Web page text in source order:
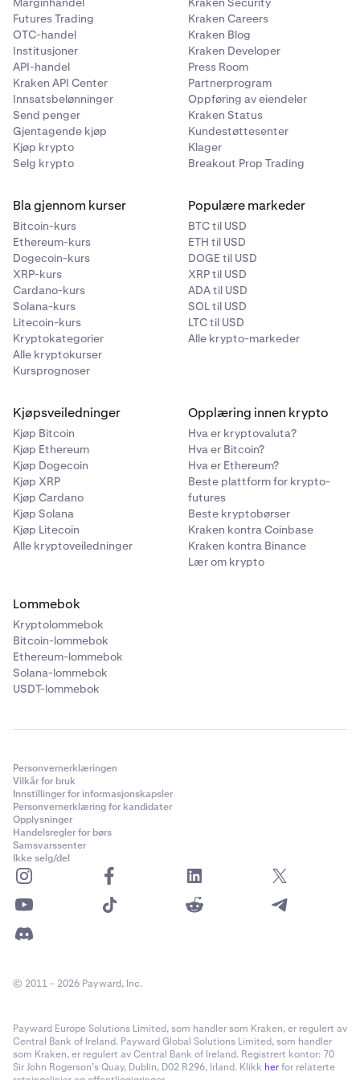
6 Prøv enannen enhet eller datamaskin.
7 Prøv en annen internettforbindelse. Unngå å logge
inn på Kraken på et delt eller offentlig Wi-Fi-
nettverk, da det kan sette kontoen din i fare.
Futures Trading
OTC-handel
Institusjoner
API-handel
Kraken API Center
Innsatsbelønninger
Send penger
Gjentagende kjøp
Kjøp krypto
Selg krypto
Kraken Careers
Kraken Blog
Kraken Developer
Press Room
Partnerprogram
Oppføring av eiendeler
Kraken Status
Kundestøttesenter
Klager
Breakout Prop Trading
Bla gjennom kurser
Bitcoin-kurs
Ethereum-kurs
Dogecoin-kurs
XRP-kurs
Cardano-kurs
Solana-kurs
Litecoin-kurs
Kryptokategorier
Alle kryptokurser
Kursprognoser
Populære markeder
BTC til USD
ETH til USD
DOGE til USD
XRP til USD
ADA til USD
SOL til USD
LTC til USD
Alle krypto-markeder
Kjøpsveiledninger
Kjøp Bitcoin
Kjøp Ethereum
Kjøp Dogecoin
Kjøp XRP
Kjøp Cardano
Kjøp Solana
Kjøp Litecoin
Alle kryptoveiledninger
Opplæring innen krypto
Hva er kryptovaluta?
Hva er Bitcoin?
Hva er Ethereum?
Beste plattform for krypto-
futures
Beste kryptobørser
Kraken kontra Coinbase
Kraken kontra Binance
Lær om krypto
Lommebok
Kryptolommebok
Bitcoin-lommebok
Ethereum-lommebok
Solana-lommebok
USDT-lommebok
Personvernerklæringen
Vilkår for bruk
Innstillinger for informasjonskapsler
Personvernerklæring for kandidater
Opplysninger
Handelsregler for børs
Samsvarssenter
Ikke selg/del
© 2011 – 2026 Payward, Inc.
Payward Europe Solutions Limited, som handler som Kraken, er regulert av
Central Bank of Ireland. Payward Global Solutions Limited, som handler
som Kraken, er regulert av Central Bank of Ireland. Registrert kontor: 70
Sir John Rogerson’s Quay, Dublin, D02 R296, Irland. Klikk herfor relaterte